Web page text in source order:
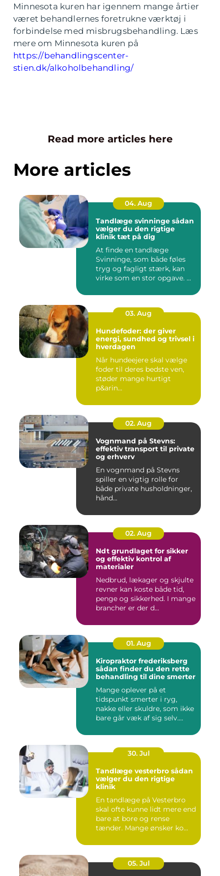
Minnesota kuren har igennem mange årtier
været behandlernes foretrukne værktøj i
forbindelse med misbrugsbehandling. Læs
mere om Minnesota kuren på
https://behandlingscenter-
stien.dk/alkoholbehandling/
Read more articles here
More articles
04. Aug
Tandlæge svinninge sådan
vælger du den rigtige
klinik tæt på dig
At finde en tandlæge
Svinninge, som både føles
tryg og fagligt stærk, kan
virke som en stor opgave. ...
03. Aug
Hundefoder: der giver
energi, sundhed og trivsel i
hverdagen
Når hundeejere skal vælge
foder til deres bedste ven,
støder mange hurtigt
p&arin...
02. Aug
Vognmand på Stevns:
effektiv transport til private
og erhverv
En vognmand på Stevns
spiller en vigtig rolle for
både private husholdninger,
hånd...
02. Aug
Ndt grundlaget for sikker
og effektiv kontrol af
materialer
Nedbrud, lækager og skjulte
revner kan koste både tid,
penge og sikkerhed. I mange
brancher er der d...
01. Aug
Kiropraktor frederiksberg
sådan finder du den rette
behandling til dine smerter
Mange oplever på et
tidspunkt smerter i ryg,
nakke eller skuldre, som ikke
bare går væk af sig selv....
30. Jul
Tandlæge vesterbro sådan
vælger du den rigtige
klinik
En tandlæge på Vesterbro
skal ofte kunne lidt mere end
bare at bore og rense
tænder. Mange ønsker ko...
05. Jul